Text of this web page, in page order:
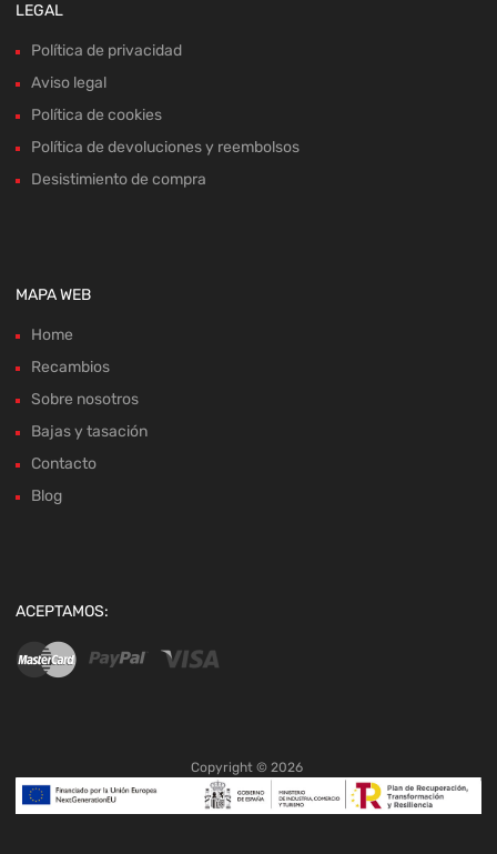
LEGAL
Política de privacidad
Aviso legal
Política de cookies
Política de devoluciones y reembolsos
Desistimiento de compra
MAPA WEB
Home
Recambios
Sobre nosotros
Bajas y tasación
Contacto
Blog
ACEPTAMOS:
Copyright © 2026